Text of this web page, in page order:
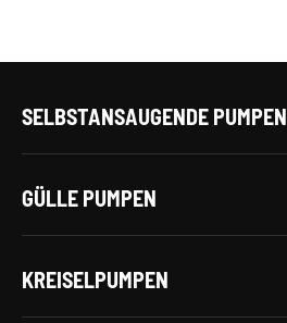
SELBSTANSAUGENDE PUMPEN
GÜLLE PUMPEN
KREISELPUMPEN